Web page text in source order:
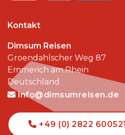
Kontakt
Dimsum Reisen
Groendahlscher Weg 87
Emmerich am Rhein
Deutschland
info@dimsumreisen.de
+49 (0) 2822 600521